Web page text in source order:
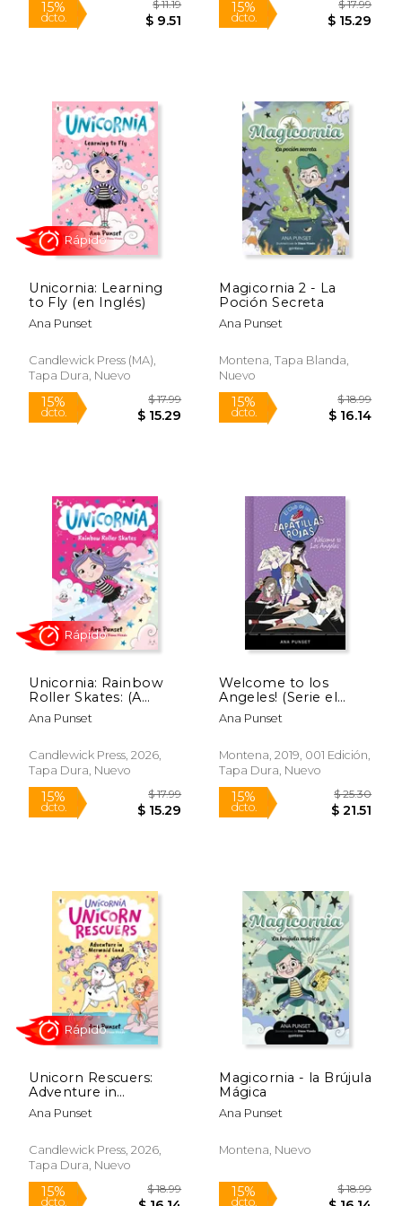
15%
dcto. $ 21.51
15%
dcto.
15%
dcto.
15%
dcto.
Rápido
Unicornia: Learning
to Fly (en Inglés)
Ana Punset
Candlewick Press (MA),
Tapa Dura, Nuevo
Magicornia 2 - La
Poción Secreta
Ana Punset
Montena, Tapa Blanda,
Nuevo
Unicornia: Rainbow
Roller Skates: (A
Magical Chapter
Book for Kids Ages 5-
Fun, and Rainbow-
Sparkle Roller
Ana Punset
Candlewick Press, 2026,
Tapa Dura, Nuevo
Welcome to los
Angeles! (Serie el
Club de las Zapatillas
Rojas 15)
Ana Punset
Montena, 2019, 001 Edición,
Tapa Dura, Nuevo
Unicorn Rescuers:
Adventure in
Mermaid Land (en
Inglés)
Ana Punset
Candlewick Press, 2026,
Tapa Dura, Nuevo
Magicornia - la Brújula
Mágica
Ana Punset
Montena, Nuevo